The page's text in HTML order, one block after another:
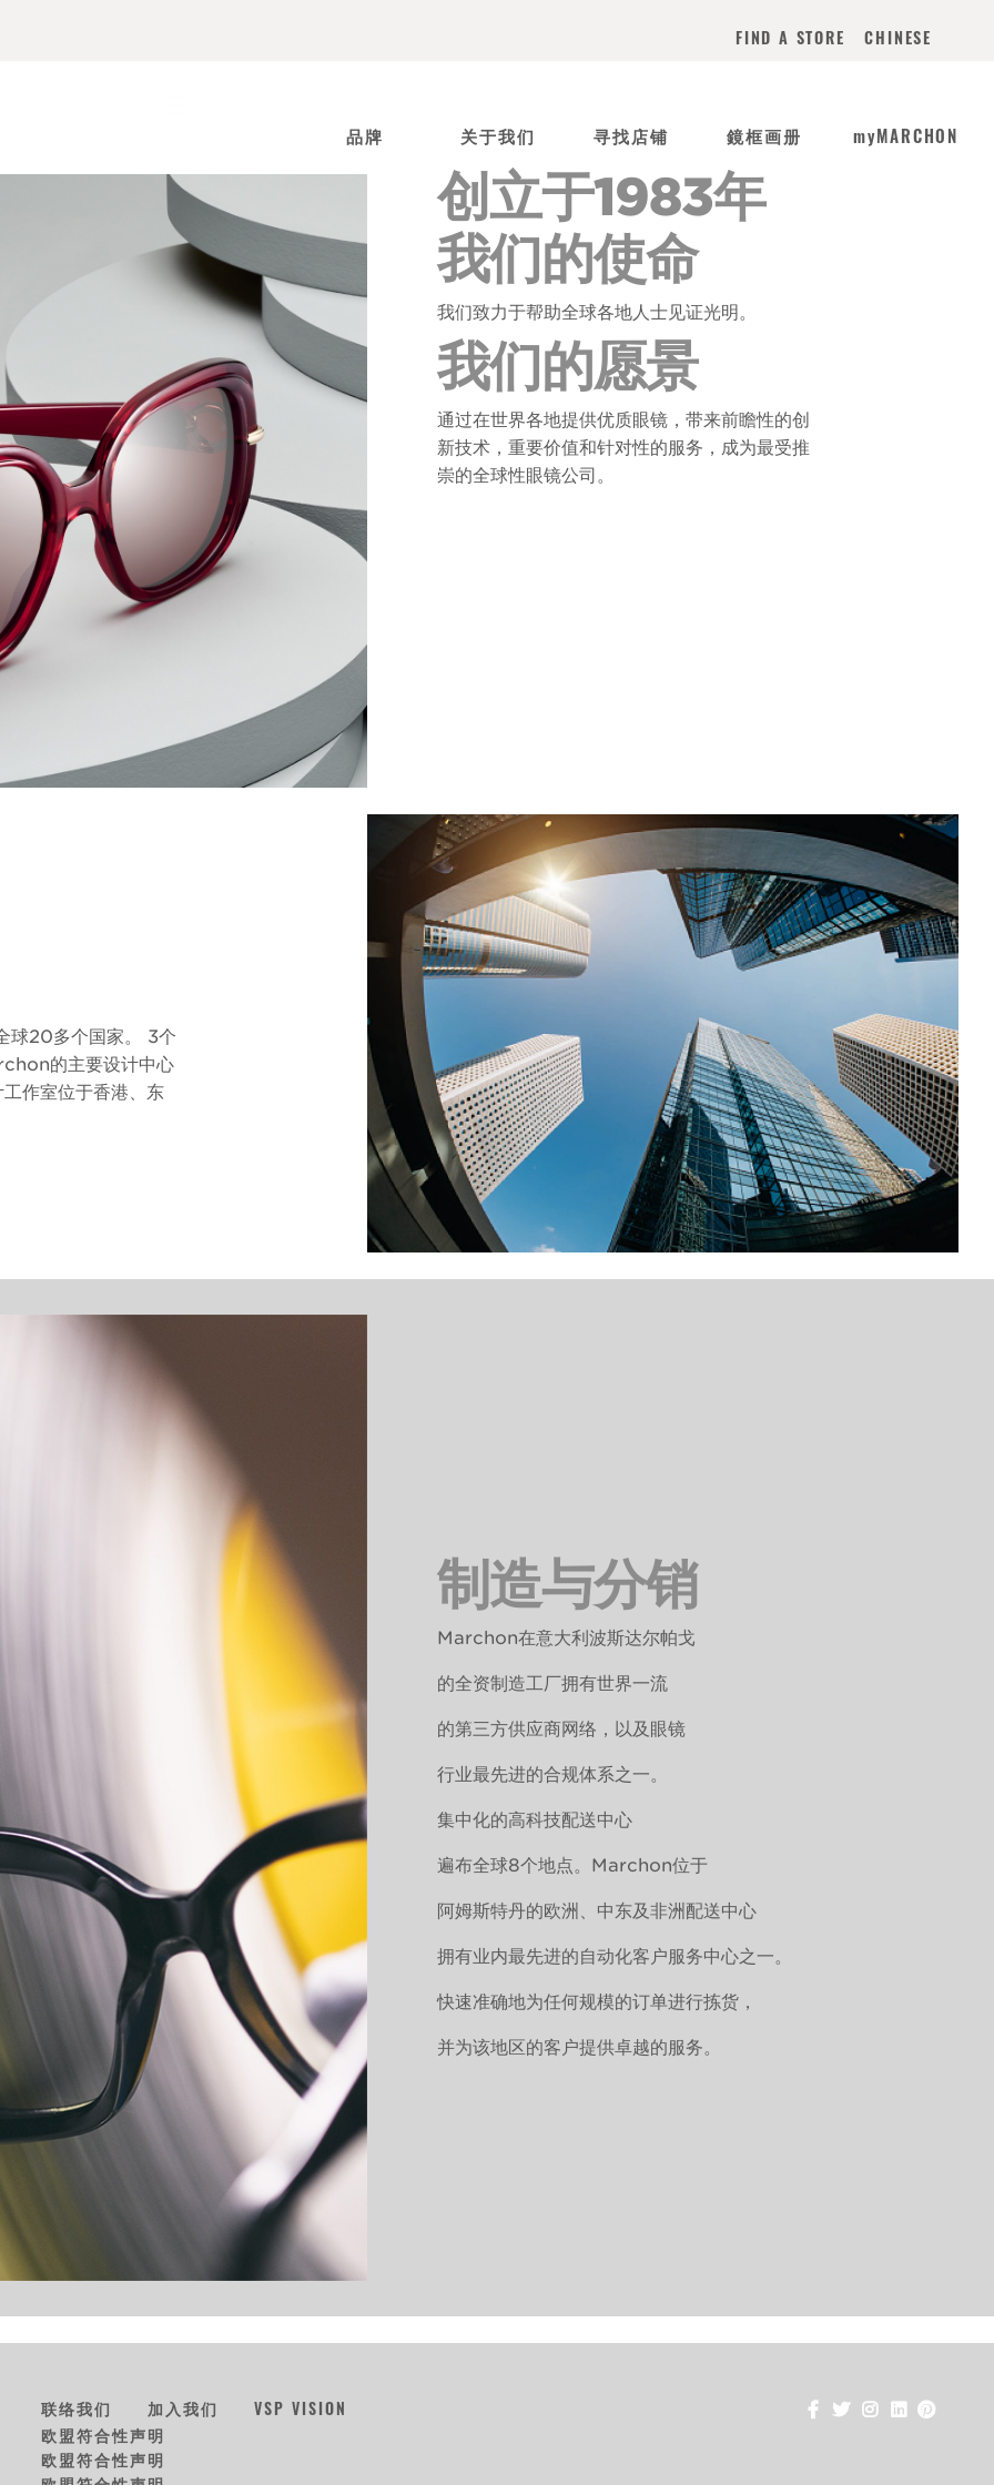
CHINESE
FIND A STORE
品牌 关于我们 寻找店铺 鏡框画册 myMARCHON
创立于1983年
我们的使命
我们致力于帮助全球各地人士见证光明。
我们的愿景
通过在世界各地提供优质眼镜，带来前瞻性的创
新技术，重要价值和针对性的服务，成为最受推
崇的全球性眼镜公司。
20多个国家。 3个
的主要设计中心
作室位于香港、东
制造与分销
Marchon在意大利波斯达尔帕戈
的全资制造工厂拥有世界一流
的第三方供应商网络，以及眼镜
行业最先进的合规体系之一。
集中化的高科技配送中心
遍布全球8个地点。Marchon位于
阿姆斯特丹的欧洲、中东及非洲配送中心
拥有业内最先进的自动化客户服务中心之一。
快速准确地为任何规模的订单进行拣货，
并为该地区的客户提供卓越的服务。
联络我们 加入我们
VSP VISION
欧盟符合性声明
欧盟符合性声明